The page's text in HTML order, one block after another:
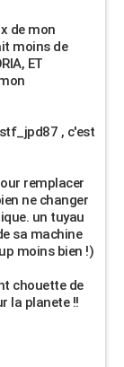
de mon
moins de
ET
, c'est
remplacer
ne changer
un tuyau
sa machine
moins bien !)
chouette de
la planete !!